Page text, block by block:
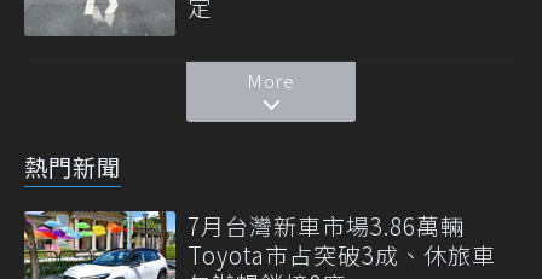
定
More
熱門新聞
7月台灣新車市場3.86萬輛
Toyota市占突破3成、休旅車